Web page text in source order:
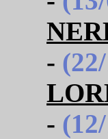
-
-